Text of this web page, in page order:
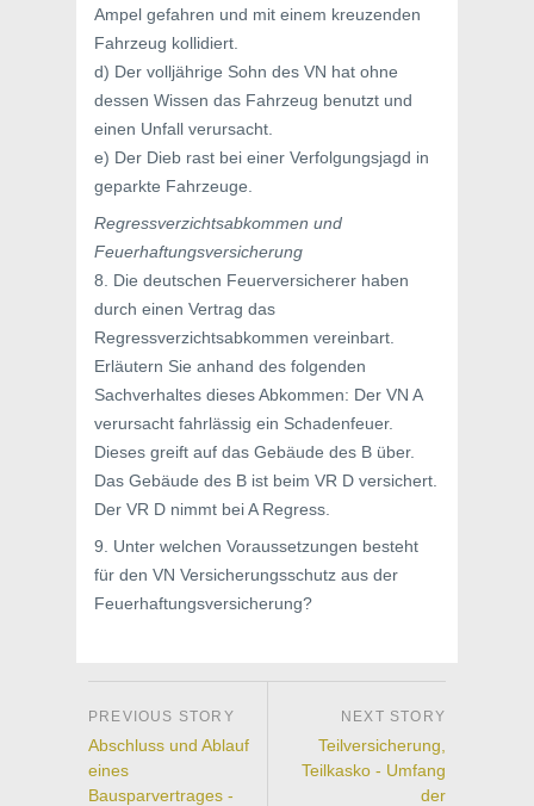
Ampel gefahren und mit einem kreuzenden
Fahrzeug kollidiert.
d) Der volljährige Sohn des VN hat ohne
dessen Wissen das Fahrzeug benutzt und
einen Unfall verursacht.
e) Der Dieb rast bei einer Verfolgungsjagd in
geparkte Fahrzeuge.
Regressverzichtsabkommen und
Feuerhaftungsversicherung
8. Die deutschen Feuerversicherer haben
durch einen Vertrag das
Regressverzichtsabkommen vereinbart.
Erläutern Sie anhand des folgenden
Sachverhaltes dieses Abkommen: Der VN A
verursacht fahrlässig ein Schadenfeuer.
Dieses greift auf das Gebäude des B über.
Das Gebäude des B ist beim VR D versichert.
Der VR D nimmt bei A Regress.
9. Unter welchen Voraussetzungen besteht
für den VN Versicherungsschutz aus der
Feuerhaftungsversicherung?
Abschluss und Ablauf
eines
Bausparvertrages -
Teilversicherung,
Teilkasko - Umfang
der